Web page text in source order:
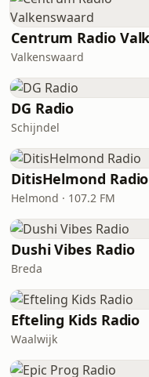
Valkenswaard
DG Radio
Schijndel
DitisHelmond Radio
Helmond · 107.2 FM
Dushi Vibes Radio
Breda
Efteling Kids Radio
Waalwijk